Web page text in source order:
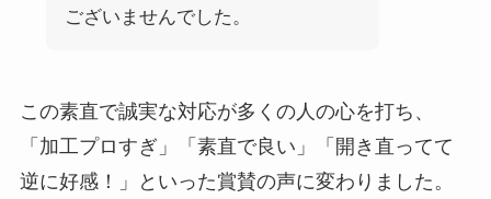
ございませんでした。
この素直で誠実な対応が多くの人の心を打ち、
「加工プロすぎ」「素直で良い」「開き直ってて
逆に好感！」といった賞賛の声に変わりました。